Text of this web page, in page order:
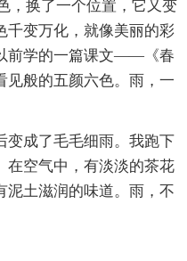
，换了一个位置，它又变
千变万化，就像美丽的彩
前学的一篇课文——《春
见般的五颜六色。雨，一
变成了毛毛细雨。我跑下
在空气中，有淡淡的茶花
泥土滋润的味道。雨，不